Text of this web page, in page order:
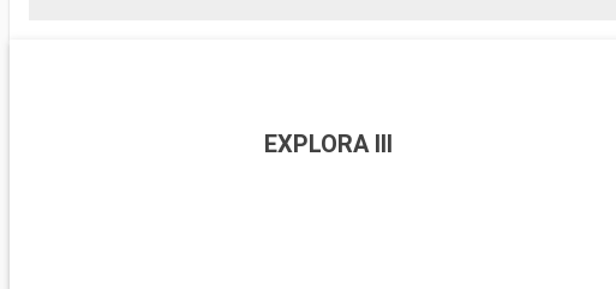
EXPLORA III